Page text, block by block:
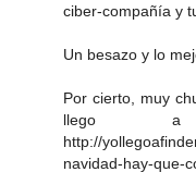
ciber-compañía y
Un besazo y lo
Por cierto, muy
llego
http://
navidad-hay-que-